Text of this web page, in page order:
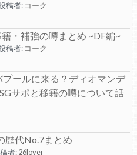
稿者: コーク
籍・補強の噂まとめ ~DF編~
稿者: コーク
ールに来る？ディオマンデ
サポと移籍の噂について話
歴代No.7まとめ
者:26lover